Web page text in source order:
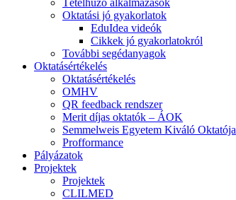
Tételhúzó alkalmazások
Oktatási jó gyakorlatok
EduIdea videók
Cikkek jó gyakorlatokról
További segédanyagok
Oktatásértékelés
Oktatásértékelés
OMHV
QR feedback rendszer
Merit díjas oktatók – ÁOK
Semmelweis Egyetem Kiváló Oktatója
Profformance
Pályázatok
Projektek
Projektek
CLILMED